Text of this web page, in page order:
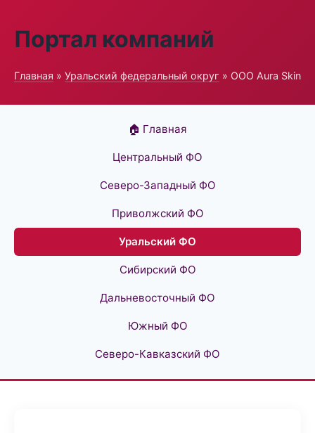
Портал компаний
Главная » Уральский федеральный округ » ООО Aura Skin
🏠 Главная
Центральный ФО
Северо-Западный ФО
Приволжский ФО
Уральский ФО
Сибирский ФО
Дальневосточный ФО
Южный ФО
Северо-Кавказский ФО